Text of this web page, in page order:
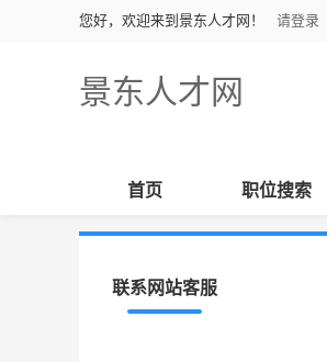
您好，欢迎来到景东人才网！ 请登录
景东人才网
首页 职位搜索
联系网站客服